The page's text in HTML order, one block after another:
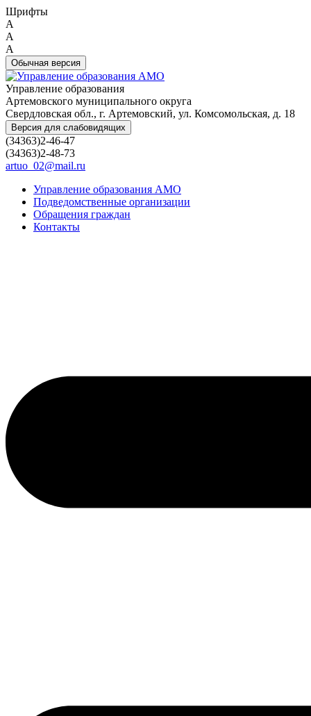
Шрифты
A
A
A
Обычная версия
Управление образования
Артемовского муниципального округа
Свердловская обл., г. Артемовский, ул. Комсомольская, д. 18
Версия для слабовидящих
(34363)2-46-47
(34363)2-48-73
artuo_02@mail.ru
Управление образования АМО
Подведомственные организации
Обращения граждан
Контакты